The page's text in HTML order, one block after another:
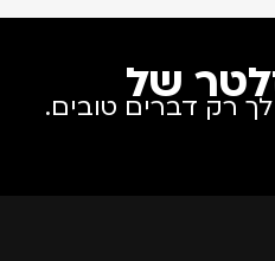
רק דברים טובים.